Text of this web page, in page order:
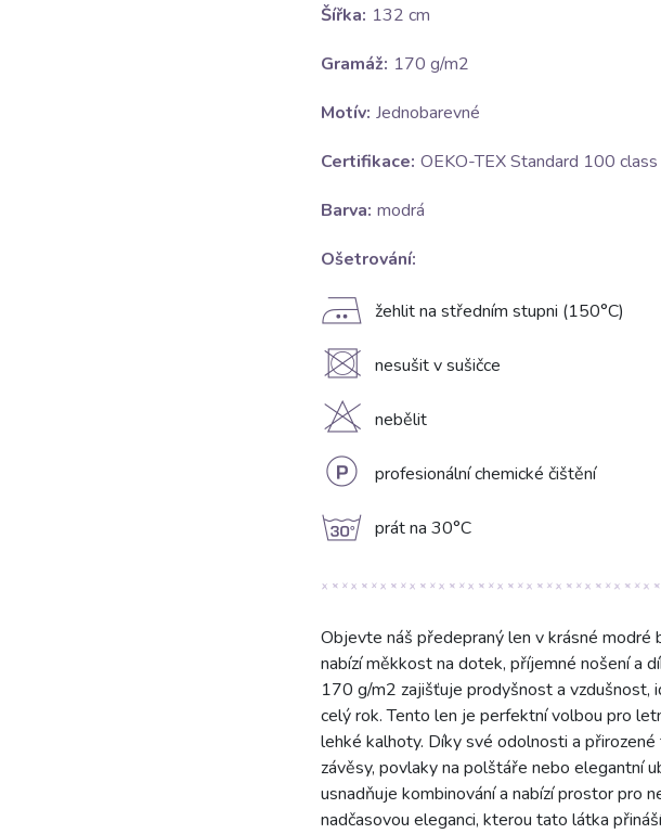
Šířka: 132 cm
Gramáž: 170 g/m2
Motív: Jednobarevné
Certifikace: OEKO-TEX Standard 100 class
Barva: modrá
Ošetrování:
E žehlit na středním stupni (150°C)
U nesušit v sušičce
H nebělit
L profesionální chemické čištění
g prát na 30°C
Objevte náš předepraný len v krásné modré
nabízí měkkost na dotek, příjemné nošení a
170 g/m2 zajišťuje prodyšnost a vzdušnost,
celý rok. Tento len je perfektní volbou pro
lehké kalhoty. Díky své odolnosti a
závěsy, povlaky na polštáře nebo elegantní
usnadňuje kombinování a nabízí prostor pro
nadčasovou eleganci, kterou tato látka